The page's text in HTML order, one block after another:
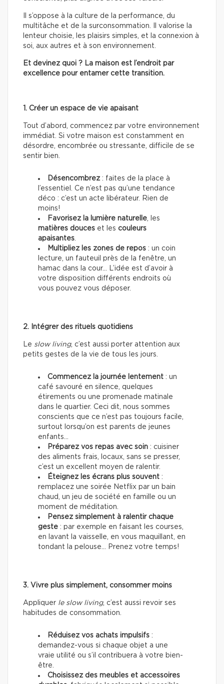
Il s’oppose à la culture de la performance, du
multitâche et de la surconsommation. Il valorise la
lenteur choisie, les plaisirs simples, et la connexion à
soi, aux autres et à son environnement.
Et devinez quoi ? La maison est l’endroit par
excellence pour entamer cette transition.
1. Créer un espace de vie apaisant
Tout d’abord, commencez par votre environnement
immédiat. Si votre maison est constamment en
désordre, encombrée ou stressante, difficile de se
sentir bien.
Désencombrez : faites de la place à
l’essentiel. Ce n’est pas qu’une tendance
déco : c’est un acte libérateur. Rien de
moins!
Favorisez la lumière naturelle , les
matières douces et les couleurs
apaisantes
Multipliez les zones de repos : un coin
lecture, un fauteuil près de la fenêtre, un
hamac dans la cour… L’idée est d’avoir à
votre disposition différents endroits où
vous pouvez vous déposer.
2. Intégrer des rituels quotidiens
Le slow living, c’est aussi porter attention aux
petits gestes de la vie de tous les jours.
Commencez la journée lentement : un
café savouré en silence, quelques
étirements ou une promenade matinale
dans le quartier. Ceci dit, nous sommes
conscients que ce n’est pas toujours facile,
surtout lorsqu’on est parents de jeunes
enfants…
Préparez vos repas avec soin : cuisiner
des aliments frais, locaux, sans se presser,
c’est un excellent moyen de ralentir.
Éteignez les écrans plus souvent :
remplacez une soirée Netflix par un bain
chaud, un jeu de société en famille ou un
moment de méditation.
Pensez simplement à ralentir chaque
geste : par exemple en faisant les courses,
en lavant la vaisselle, en vous maquillant, en
tondant la pelouse… Prenez votre temps!
3. Vivre plus simplement, consommer moins
Appliquer le slow living, c’est aussi revoir ses
habitudes de consommation.
Réduisez vos achats impulsifs :
demandez-vous si chaque objet a une
vraie utilité ou s’il contribuera à votre bien-
être.
Choisissez des meubles et accessoires